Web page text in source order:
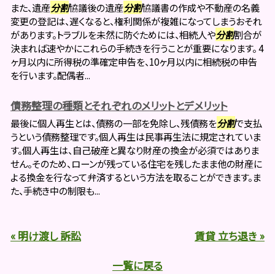
また、遺産分割協議後の遺産分割協議書の作成や不動産の名義
変更の登記は、遅くなると、権利関係が複雑になってしまうおそれ
があります。トラブルを未然に防ぐためには、相続人や分割割合が
決まれば速やかにこれらの手続きを行うことが重要になります。 4
ヶ月以内に所得税の準確定申告を、10ヶ月以内に相続税の申告
を行います。配偶者...
債務整理の種類とそれぞれのメリットとデメリット
最後に個人再生とは、債務の一部を免除し、残債務を分割で支払
うという債務整理です。個人再生は民事再生法に規定されていま
す。個人再生は、自己破産と異なり財産の換金が必須ではありま
せん。そのため、ローンが残っている住宅を残したまま他の財産に
よる換金を行なって弁済するという方法を取ることができます。ま
た、手続き中の制限も...
« 明け渡し 訴訟
賃貸 立ち退き »
一覧に戻る